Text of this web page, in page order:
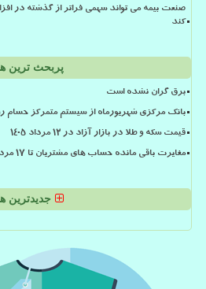
صنعت بیمه می تواند سهمی فراتر از گذشته در
کند
پربحث ترین
برق گران نشده است
بانک مرکزی شهریورماه از سیستم متمرکز حسام
قیمت سکه و طلا در بازار آزاد در ۱۲ مرداد ۱۴۰۵
مغایرت باقی مانده حساب های مشتریان تا 17 مرداد رفع می شود
جدیدترین